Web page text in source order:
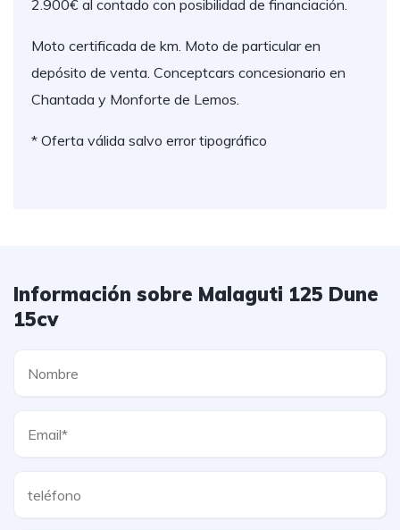
2.900€ al contado con posibilidad de financiación.
Moto certificada de km. Moto de particular en
depósito de venta. Conceptcars concesionario en
Chantada y Monforte de Lemos.
* Oferta válida salvo error tipográfico
Información sobre Malaguti 125 Dune
15cv